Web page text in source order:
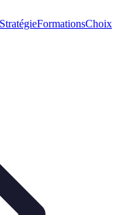
FormationsChoix